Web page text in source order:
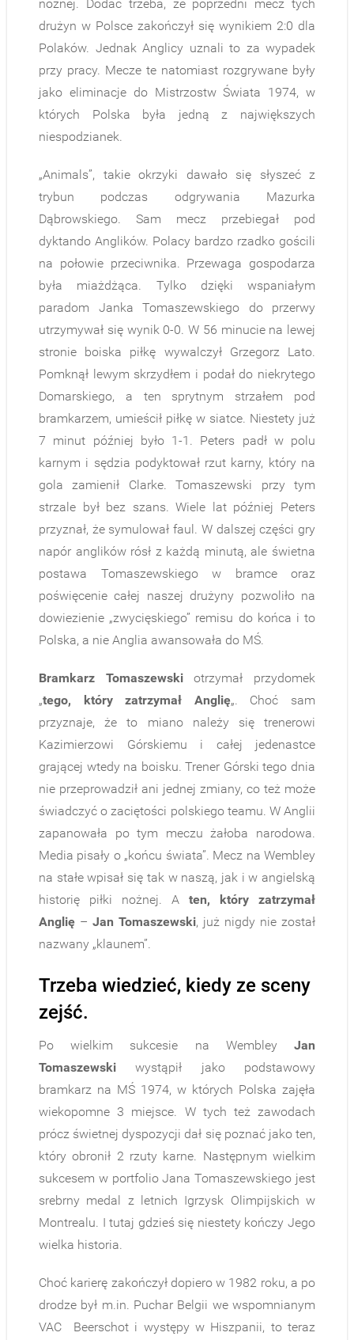
nożnej. Dodać trzeba, że poprzedni mecz tych
drużyn w Polsce zakończył się wynikiem 2:0 dla
Polaków. Jednak Anglicy uznali to za wypadek
przy pracy. Mecze te natomiast rozgrywane były
jako eliminacje do Mistrzostw Świata 1974, w
których Polska była jedną z największych
niespodzianek.
„Animals”, takie okrzyki dawało się słyszeć z
trybun podczas odgrywania Mazurka
Dąbrowskiego. Sam mecz przebiegał pod
dyktando Anglików. Polacy bardzo rzadko gościli
na połowie przeciwnika. Przewaga gospodarza
była miażdżąca. Tylko dzięki wspaniałym
paradom Janka Tomaszewskiego do przerwy
utrzymywał się wynik 0-0. W 56 minucie na lewej
stronie boiska piłkę wywalczył Grzegorz Lato.
Pomknął lewym skrzydłem i podał do niekrytego
Domarskiego, a ten sprytnym strzałem pod
bramkarzem, umieścił piłkę w siatce. Niestety już
7 minut później było 1-1. Peters padł w polu
karnym i sędzia podyktował rzut karny, który na
gola zamienił Clarke. Tomaszewski przy tym
strzale był bez szans. Wiele lat później Peters
przyznał, że symulował faul. W dalszej części gry
napór anglików rósł z każdą minutą, ale świetna
postawa Tomaszewskiego w bramce oraz
poświęcenie całej naszej drużyny pozwoliło na
dowiezienie „zwycięskiego” remisu do końca i to
Polska, a nie Anglia awansowała do MŚ.
Bramkarz Tomaszewskiotrzymał przydomek
„tego, który zatrzymał Anglię„. Choć sam
przyznaje, że to miano należy się trenerowi
Kazimierzowi Górskiemu i całej jedenastce
grającej wtedy na boisku. Trener Górski tego dnia
nie przeprowadził ani jednej zmiany, co też może
świadczyć o zaciętości polskiego teamu. W Anglii
zapanowała po tym meczu żałoba narodowa.
Media pisały o „końcu świata”. Mecz na Wembley
na stałe wpisał się tak w naszą, jak i w angielską
historię piłki nożnej. A ten, który zatrzymał
Anglię – Jan Tomaszewski, już nigdy nie został
nazwany „klaunem”.
Trzeba wiedzieć, kiedy ze sceny
zejść.
Po wielkim sukcesie na Wembley Jan
Tomaszewski wystąpił jako podstawowy
bramkarz na MŚ 1974, w których Polska zajęła
wiekopomne 3 miejsce. W tych też zawodach
prócz świetnej dyspozycji dał się poznać jako ten,
który obronił 2 rzuty karne. Następnym wielkim
sukcesem w portfolio Jana Tomaszewskiego jest
srebrny medal z letnich Igrzysk Olimpijskich w
Montrealu. I tutaj gdzieś się niestety kończy Jego
wielka historia.
Choć karierę zakończył dopiero w 1982 roku, a po
drodze był m.in. Puchar Belgii we wspomnianym
VAC Beerschot i występy w Hiszpanii, to teraz